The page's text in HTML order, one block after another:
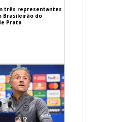
três representantes
Brasileirão do
Prata